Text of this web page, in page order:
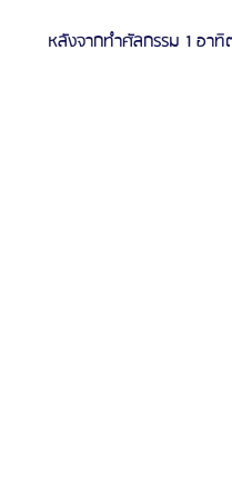
หลังจากทำศัลกรรม 1 อา